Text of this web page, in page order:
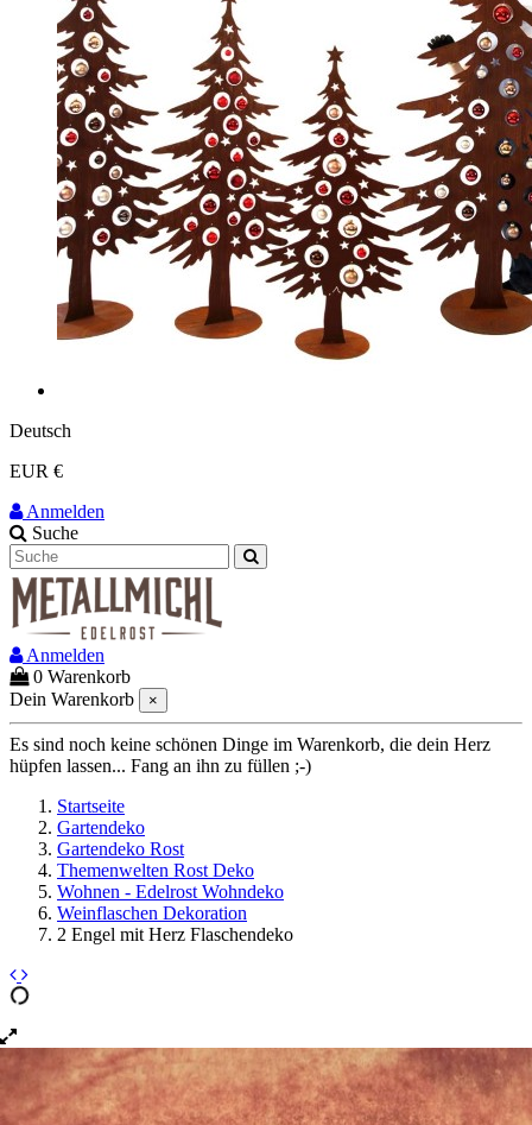
Deutsch
EUR €
Anmelden
Suche
Anmelden
0 Warenkorb
Dein Warenkorb
×
Es sind noch keine schönen Dinge im Warenkorb, die dein Herz
hüpfen lassen... Fang an ihn zu füllen ;-)
Startseite
Gartendeko
Gartendeko Rost
Themenwelten Rost Deko
Wohnen - Edelrost Wohndeko
Weinflaschen Dekoration
2 Engel mit Herz Flaschendeko